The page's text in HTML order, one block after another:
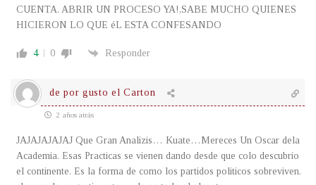
CUENTA. ABRIR UN PROCESO YA!,SABE MUCHO QUIENES
HICIERON LO QUE éL ESTA CONFESANDO
4 0 Responder
de por gusto el Carton
2 años atrás
JAJAJAJAJAJ Que Gran Analizis… Kuate…Mereces Un Oscar dela
Academia. Esas Practicas se vienen dando desde que colo descubrio
el continente. Es la forma de como los partidos politicos sobreviven.